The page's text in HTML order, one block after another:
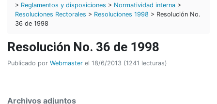
> Reglamentos y disposiciones > Normatividad interna >
Resoluciones Rectorales > Resoluciones 1998 > Resolución No.
36 de 1998
Resolución No. 36 de 1998
Publicado por Webmaster el 18/6/2013 (1241 lecturas)
Archivos adjuntos